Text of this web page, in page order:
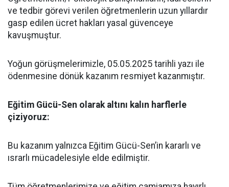
ve tedbir görevi verilen öğretmenlerin uzun yıllardır
gasp edilen ücret hakları yasal güvenceye
kavuşmuştur.
Yoğun görüşmelerimizle, 05.05.2025 tarihli yazı ile
ödenmesine dönük kazanım resmiyet kazanmıştır.
Eğitim Gücü-Sen olarak altını kalın harflerle
çiziyoruz:
Bu kazanım yalnızca Eğitim Gücü-Sen’in kararlı ve
ısrarlı mücadelesiyle elde edilmiştir.